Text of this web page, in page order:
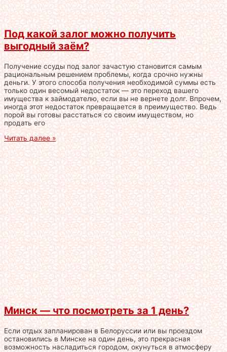
Под какой залог можно получить
выгодный заём?
Получение ссуды под залог зачастую становится самым
рациональным решением проблемы, когда срочно нужны
деньги. У этого способа получения необходимой суммы есть
только один весомый недостаток — это переход вашего
имущества к займодателю, если вы не вернете долг. Впрочем,
иногда этот недостаток превращается в преимущество. Ведь
порой вы готовы расстаться со своим имуществом, но
продать его
Читать далее »
Минск — что посмотреть за 1 день?
Если отдых запланирован в Белоруссии или вы проездом
остановились в Минске на один день, это прекрасная
возможность насладиться городом, окунуться в атмосферу